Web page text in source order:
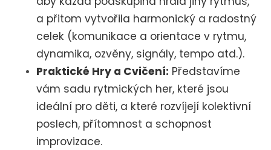
a přitom vytvořila harmonický a radostný
celek (komunikace a orientace v rytmu,
dynamika, ozvěny, signály, tempo atd.).
Praktické Hry a Cvičení: Představíme
vám sadu rytmických her, které jsou
ideální pro děti, a které rozvíjejí kolektivní
poslech, přítomnost a schopnost
improvizace.